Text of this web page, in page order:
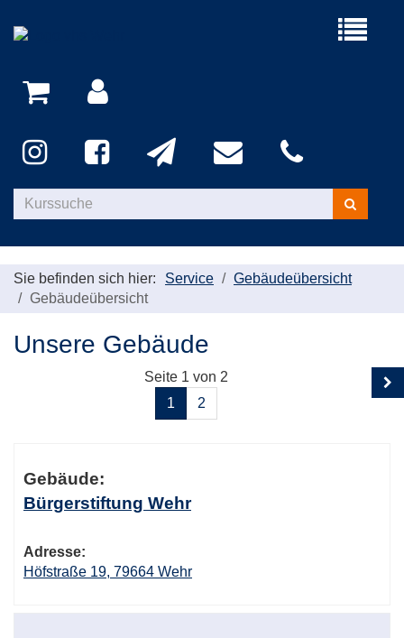
Menü
Kurse
suchen
Sie befinden sich hier: Service
Gebäudeübersicht
Gebäudeübersicht
Unsere Gebäude
Seite 1 von 2
1
2
Gebäude:
Bürgerstiftung Wehr
Adresse:
Höfstraße 19, 79664 Wehr